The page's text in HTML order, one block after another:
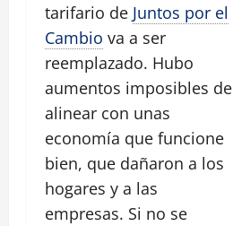
tarifario de Juntos por el
Cambio va a ser
reemplazado. Hubo
aumentos imposibles de
alinear con unas
economía que funcione
bien, que dañaron a los
hogares y a las
empresas. Si no se